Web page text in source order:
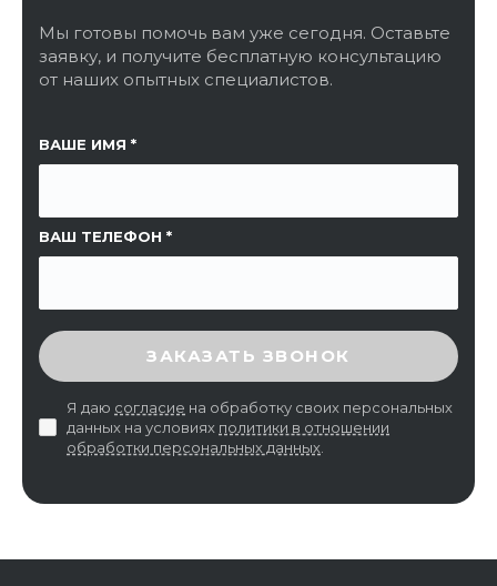
Мы готовы помочь вам уже сегодня. Оставьте
заявку, и получите бесплатную консультацию
от наших опытных специалистов.
ВАШЕ ИМЯ
ВАШ ТЕЛЕФОН
ССЫЛКА НА СТРАНИЦУ
ВВЕДИТЕ ПРОВЕРОЧНЫЙ КОД
ЗАКАЗАТЬ ЗВОНОК
Я даю согласие на обработку своих персональных
данных на условиях политики в отношении
обработки персональных данных.